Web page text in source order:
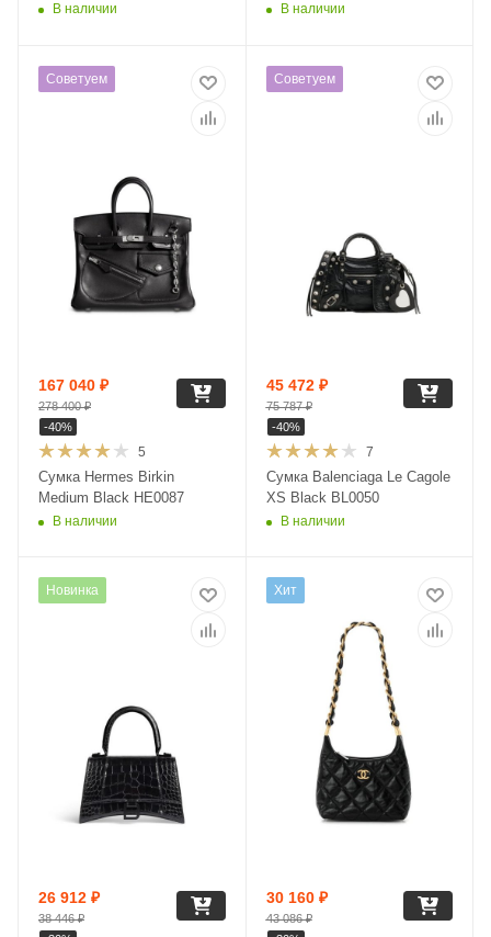
В наличии В наличии
Советуем
5
Сумка Hermes Birkin
Medium Black HE0087
В наличии
167 040 ₽
278 400₽
-40%
Советуем
7
Сумка Balenciaga Le Cagole
XS Black BL0050
В наличии
45 472₽
75 787₽
-40%
Новинка
26 912 ₽
38 446₽
Хит
30 160₽
43 086₽